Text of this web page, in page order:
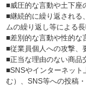
■威圧的な言動や土下座
■継続的に繰り返される
ムの繰り返し等による
■差別的な言動や性的な
■従業員個人への攻撃、
■正当な理由のない商品
■SNSやインターネット
む）、SNS等への投稿